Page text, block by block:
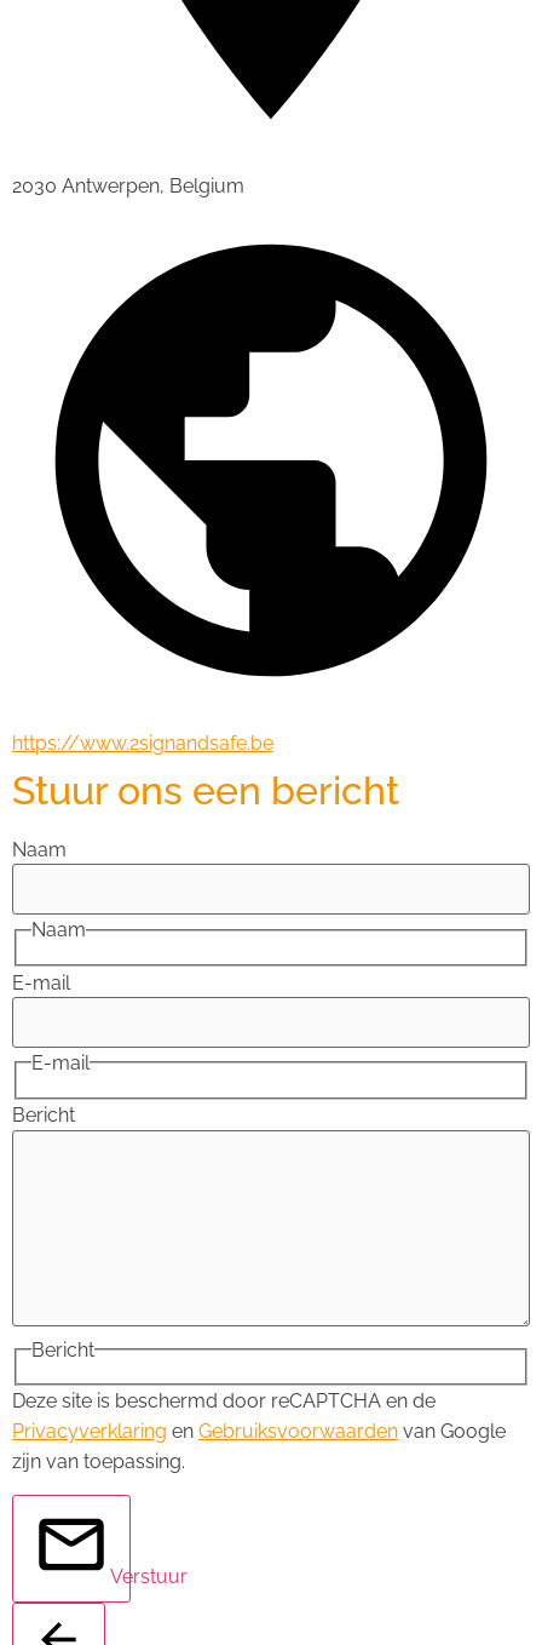
2030 Antwerpen, Belgium
https://www.2signandsafe.be
Stuur ons een bericht
Naam
Naam
E-mail
E-mail
Bericht
Bericht
Deze site is beschermd door reCAPTCHA en de
Privacyverklaring en Gebruiksvoorwaarden van Google
zijn van toepassing.
Verstuur